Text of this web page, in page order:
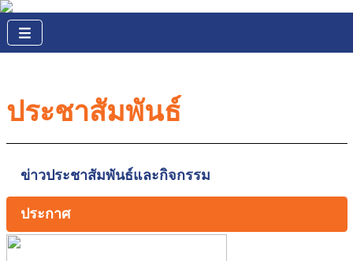
ประชาสัมพันธ์
ข่าวประชาสัมพันธ์และกิจกรรม
ประกาศ